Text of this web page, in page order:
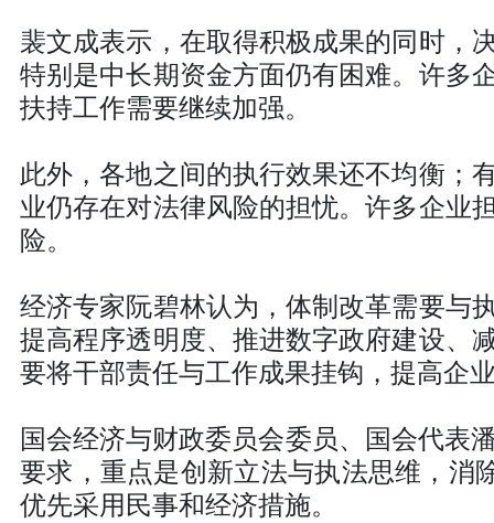
裴文成表示，在取得积极成果的同时，
特别是中长期资金方面仍有困难。许多
扶持工作需要继续加强。
此外，各地之间的执行效果还不均衡；
业仍存在对法律风险的担忧。许多企业
险。
经济专家阮碧林认为，体制改革需要与
提高程序透明度、推进数字政府建设、
要将干部责任与工作成果挂钩，提高企
国会经济与财政委员会委员、国会代表
要求，重点是创新立法与执法思维，消
优先采用民事和经济措施。